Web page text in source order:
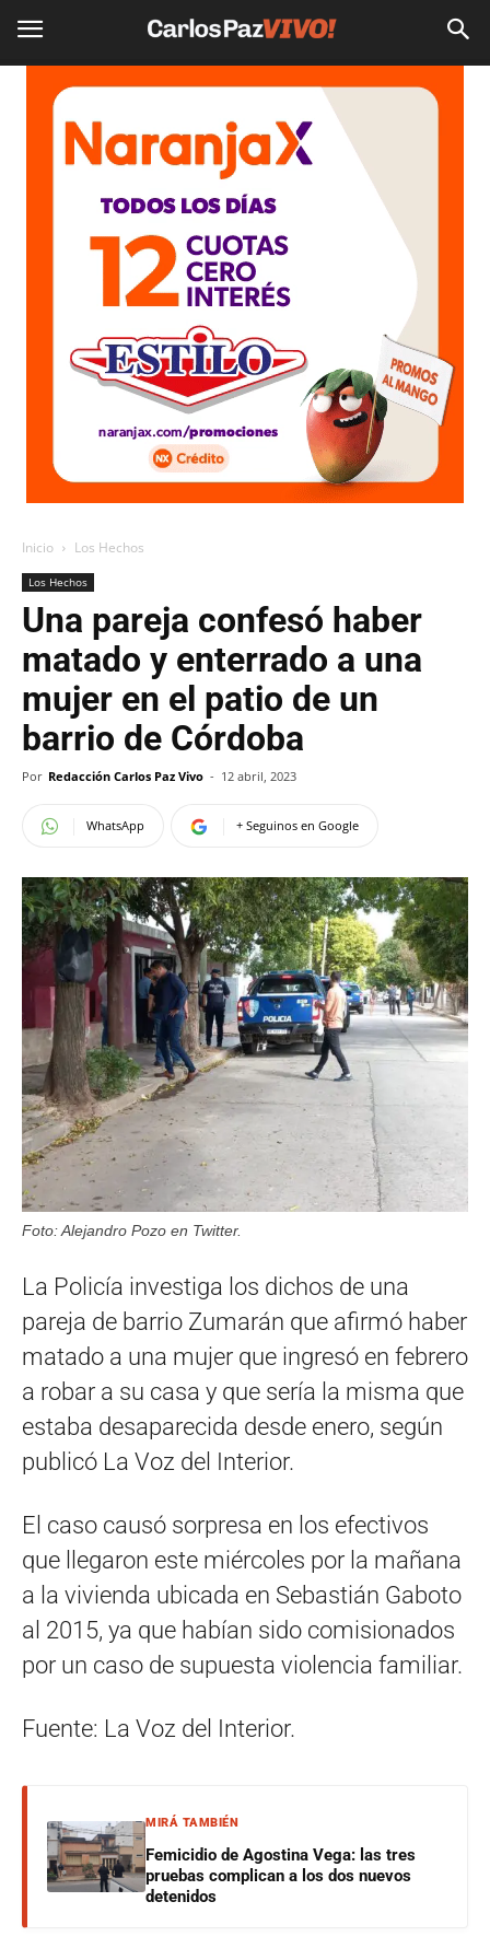
Inicio Los Hechos
Los Hechos
Una pareja confesó haber
matado y enterrado a una
mujer en el patio de un
barrio de Córdoba
Por Redacción Carlos Paz Vivo - 12 abril, 2023
WhatsApp + Seguinos en Google
Foto: Alejandro Pozo en Twitter.
La Policía investiga los dichos de una
pareja de barrio Zumarán que afirmó haber
matado a una mujer que ingresó en febrero
a robar a su casa y que sería la misma que
estaba desaparecida desde enero, según
publicó La Voz del Interior.
El caso causó sorpresa en los efectivos
que llegaron este miércoles por la mañana
a la vivienda ubicada en Sebastián Gaboto
al 2015, ya que habían sido comisionados
por un caso de supuesta violencia familiar.
Fuente: La Voz del Interior.
MIRÁ TAMBIÉN
Femicidio de Agostina Vega: las tres
pruebas complican a los dos nuevos
detenidos